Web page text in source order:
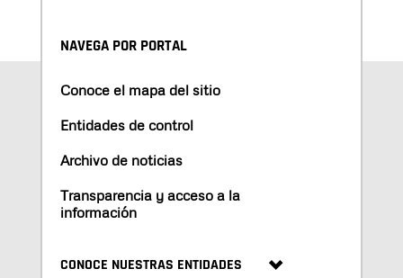
NAVEGA POR PORTAL
Conoce el mapa del sitio
Entidades de control
Archivo de noticias
Transparencia y acceso a la
información
CONOCE NUESTRAS ENTIDADES